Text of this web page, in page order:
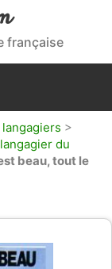
française
>
du
beau, tout le